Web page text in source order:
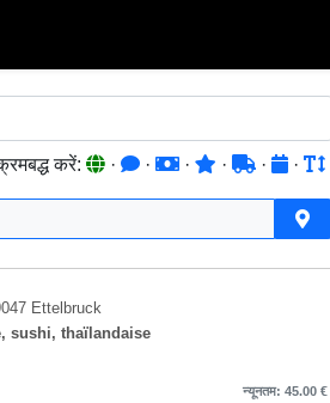
करें: · · · · · ·
Ettelbruck
sushi, thaïlandaise
न्यूनतम: 45.00 €